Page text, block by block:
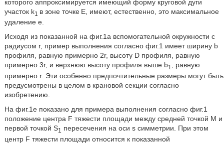
которого аппроксимируется имеющий форму круговой дуги
участок k1 в зоне точке Е, имеют, естественно, это максимальное
удаление е.
Исходя из показанной на фиг.1а вспомогательной окружности с
радиусом r, пример выполнения согласно фиг.1 имеет ширину b
профиля, равную примерно 2r, высоту D профиля, равную
примерно 3r, и верхнюю высоту профиля выше b1 , равную
примерно r. Эти особенно предпочтительные размеры могут быть
предусмотрены в целом в крановой секции согласно
изобретению.
На фиг.1е показано для примера выполнения согласно фиг.1
положение центра F тяжести площади между средней точкой М и
первой точкой S1
пересечения на оси s симметрии. При этом
центр F тяжести площади относится к показанной